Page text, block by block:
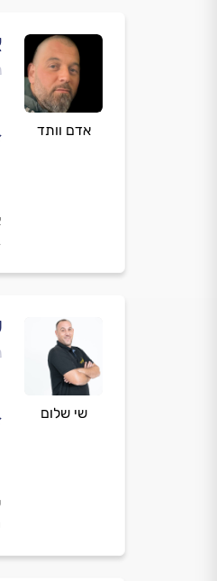
אדם וותד
שי שלום